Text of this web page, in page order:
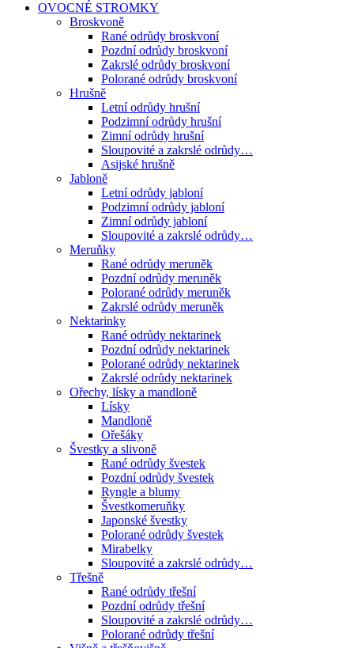
OVOCNÉ STROMKY
Broskvoně
Rané odrůdy broskvoní
Pozdní odrůdy broskvoní
Zakrslé odrůdy broskvoní
Polorané odrůdy broskvoní
Hrušně
Letní odrůdy hrušní
Podzimní odrůdy hrušní
Zimní odrůdy hrušní
Sloupovité a zakrslé odrůdy…
Asijské hrušně
Jabloně
Letní odrůdy jabloní
Podzimní odrůdy jabloní
Zimní odrůdy jabloní
Sloupovité a zakrslé odrůdy…
Meruňky
Rané odrůdy meruněk
Pozdní odrůdy meruněk
Polorané odrůdy meruněk
Zakrslé odrůdy meruněk
Nektarinky
Rané odrůdy nektarinek
Pozdní odrůdy nektarinek
Polorané odrůdy nektarinek
Zakrslé odrůdy nektarinek
Ořechy, lísky a mandloně
Lísky
Mandloně
Ořešáky
Švestky a slivoně
Rané odrůdy švestek
Pozdní odrůdy švestek
Ryngle a blumy
Švestkomeruňky
Japonské švestky
Polorané odrůdy švestek
Mirabelky
Sloupovité a zakrslé odrůdy…
Třešně
Rané odrůdy třešní
Pozdní odrůdy třešní
Sloupovité a zakrslé odrůdy…
Polorané odrůdy třešní